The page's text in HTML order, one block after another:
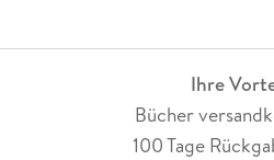
Ihre
Bücher
100 Tage